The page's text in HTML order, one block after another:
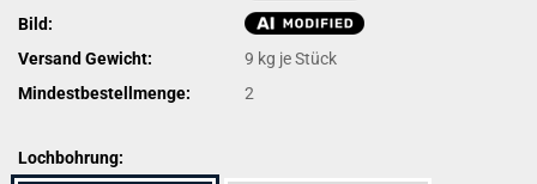
Bild:
Versand Gewicht:
9 kg je Stück
Mindestbestellmenge:
2
Lochbohrung: